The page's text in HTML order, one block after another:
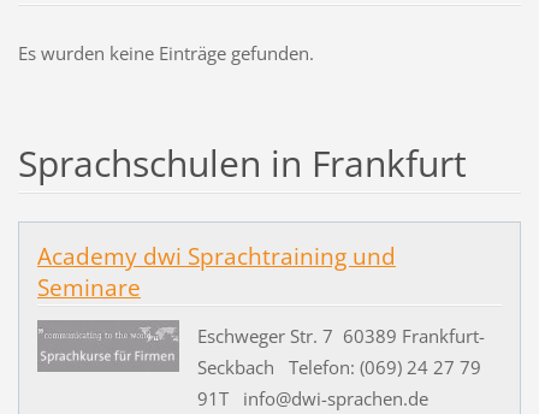
Es wurden keine Einträge gefunden.
Sprachschulen in Frankfurt
Academy dwi Sprachtraining und
Seminare
Eschweger Str. 7 60389 Frankfurt-
Seckbach Telefon: (069) 24 27 79
91T info@dwi-sprachen.de